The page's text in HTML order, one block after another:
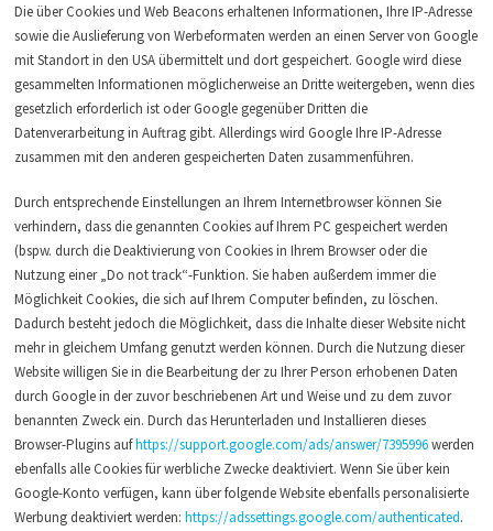
Die über Cookies und Web Beacons erhaltenen Informationen, Ihre IP-Adresse
sowie die Auslieferung von Werbeformaten werden an einen Server von Google
mit Standort in den USA übermittelt und dort gespeichert. Google wird diese
gesammelten Informationen möglicherweise an Dritte weitergeben, wenn dies
gesetzlich erforderlich ist oder Google gegenüber Dritten die
Datenverarbeitung in Auftrag gibt. Allerdings wird Google Ihre IP-Adresse
zusammen mit den anderen gespeicherten Daten zusammenführen.
Durch entsprechende Einstellungen an Ihrem Internetbrowser können Sie
verhindern, dass die genannten Cookies auf Ihrem PC gespeichert werden
(bspw. durch die Deaktivierung von Cookies in Ihrem Browser oder die
Nutzung einer „Do not track“-Funktion. Sie haben außerdem immer die
Möglichkeit Cookies, die sich auf Ihrem Computer befinden, zu löschen.
Dadurch besteht jedoch die Möglichkeit, dass die Inhalte dieser Website nicht
mehr in gleichem Umfang genutzt werden können. Durch die Nutzung dieser
Website willigen Sie in die Bearbeitung der zu Ihrer Person erhobenen Daten
durch Google in der zuvor beschriebenen Art und Weise und zu dem zuvor
benannten Zweck ein. Durch das Herunterladen und Installieren dieses
Browser-Plugins aufhttps://support.google.com/ads/answer/7395996werden
ebenfalls alle Cookies für werbliche Zwecke deaktiviert. Wenn Sie über kein
Google-Konto verfügen, kann über folgende Website ebenfalls personalisierte
Werbung deaktiviert werden: https://adssettings.google.com/authenticated.